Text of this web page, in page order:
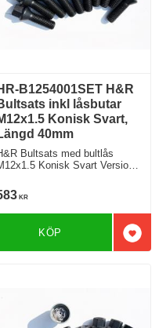
i favoriter
B1254001SET H&R
inkl låsbutar
Konisk Svart,
40mm
Bultsats med bultlås
Konisk Svart Version
KR
KÖP